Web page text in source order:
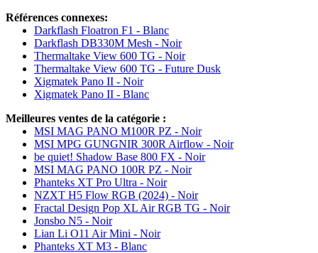
Références connexes:
Darkflash Floatron F1 - Blanc
Darkflash DB330M Mesh - Noir
Thermaltake View 600 TG - Noir
Thermaltake View 600 TG - Future Dusk
Xigmatek Pano II - Noir
Xigmatek Pano II - Blanc
Meilleures ventes de la catégorie :
MSI MAG PANO M100R PZ - Noir
MSI MPG GUNGNIR 300R Airflow - Noir
be quiet! Shadow Base 800 FX - Noir
MSI MAG PANO 100R PZ - Noir
Phanteks XT Pro Ultra - Noir
NZXT H5 Flow RGB (2024) - Noir
Fractal Design Pop XL Air RGB TG - Noir
Jonsbo N5 - Noir
Lian Li O11 Air Mini - Noir
Phanteks XT M3 - Blanc